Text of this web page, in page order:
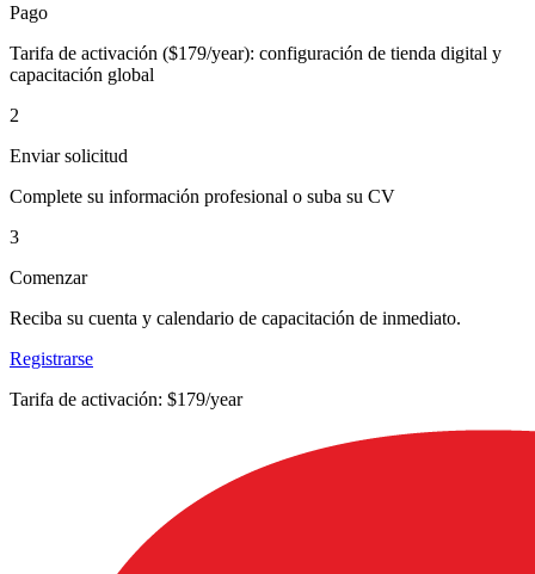
Pago
Tarifa de activación ($179/year): configuración de tienda digital y
capacitación global
2
Enviar solicitud
Complete su información profesional o suba su CV
3
Comenzar
Reciba su cuenta y calendario de capacitación de inmediato.
Registrarse
Tarifa de activación: $179/year